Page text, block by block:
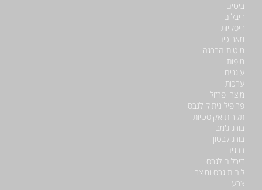
ביטים
דיבלים
דיסקיות
מאריכים
מוטות הברגה
מופות
עוגנים
ערכות
מוצרי פרזול
פרופיל ניתוק לגבס
תקרות אקוסטיות
בורג ג'מבו
בורג לבטון
ברגים
דיבלים לגבס
לוחות גבס ומוצריו
צבע